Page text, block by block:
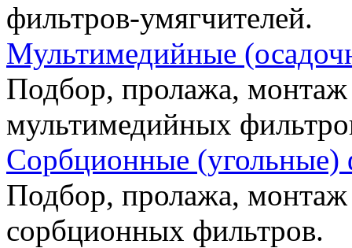
фильтров-умягчителей.
Мультимедийные
Подбор, пролажа, монтаж
мультимедийных
Сорбционные (угольные)
Подбор, пролажа, монтаж
сорбционных фильтров.